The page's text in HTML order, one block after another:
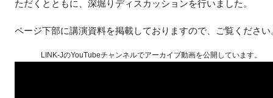
ただくとともに、深堀りディスカッションを行いました。
ページ下部に講演資料を掲載しておりますので、ご覧ください
LINK-JのYouTubeチャンネルでアーカイブ動画を公開しています。